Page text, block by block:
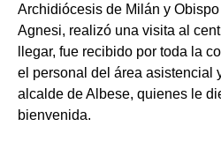
Archidiócesis de Milán y
Agnesi, realizó una visita al
llegar, fue recibido por toda la
el personal del área asistencial
alcalde de Albese, quienes le
bienvenida.